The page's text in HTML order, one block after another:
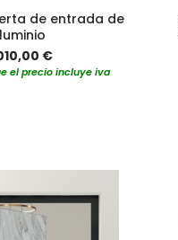
de entrada de
€
el precio incluye iva